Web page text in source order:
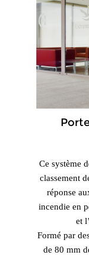
Ce système
classement
réponse
incendie en
et
Formé par
de 80 mm